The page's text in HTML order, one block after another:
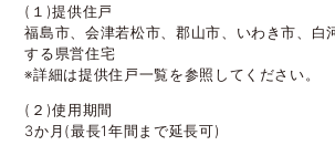
(１)提供住戸
福島市、会津若松市、郡山市、いわき市、白
する県営住宅
※詳細は提供住戸一覧を参照してください。
(２)使用期間
3か月(最長1年間まで延長可)